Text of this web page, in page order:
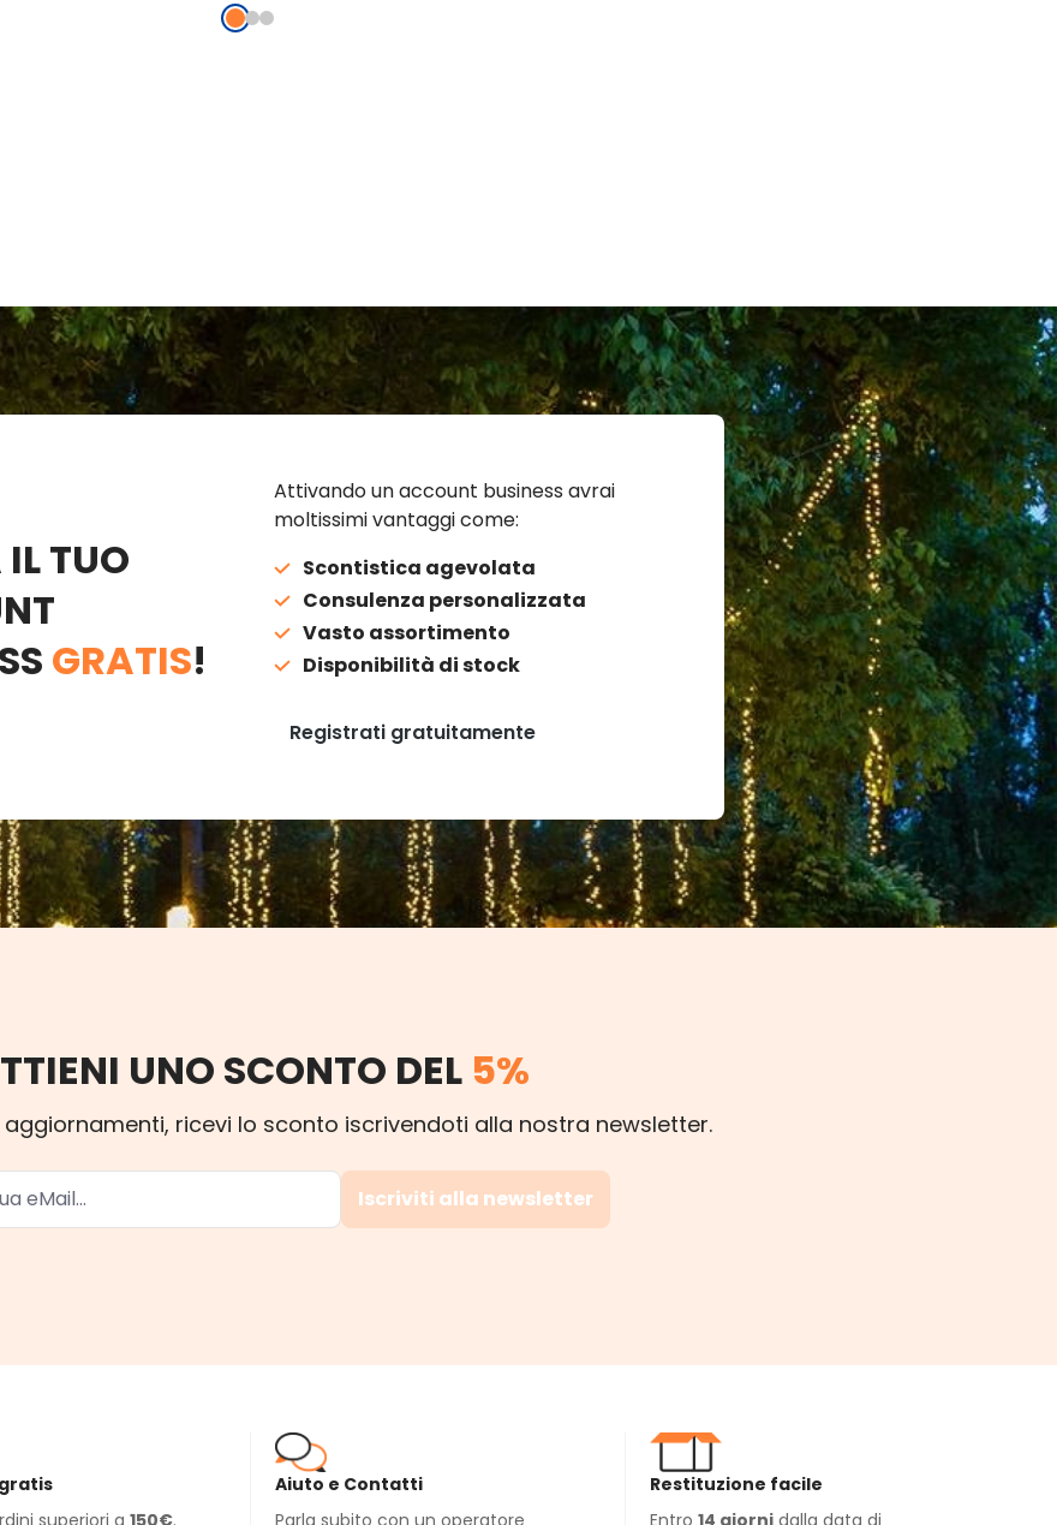
TUO
GRATIS!
Attivando un account business avrai
moltissimi vantaggi come:
Scontistica agevolata
Consulenza personalizzata
Vasto assortimento
Disponibilità di stock
Registrati gratuitamente
UNO SCONTO DEL 5%
ricevi lo sconto iscrivendoti alla nostra newsletter.
Iscriviti alla newsletter
superiori a150€.
Aiuto e Contatti
Parla subito con un operatore
Restituzione facile
Entro 14 giornidalla data di